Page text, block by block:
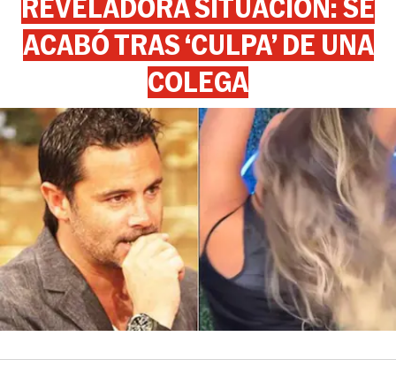
ACABÓ TRAS ‘CULPA’ DE UNA
COLEGA